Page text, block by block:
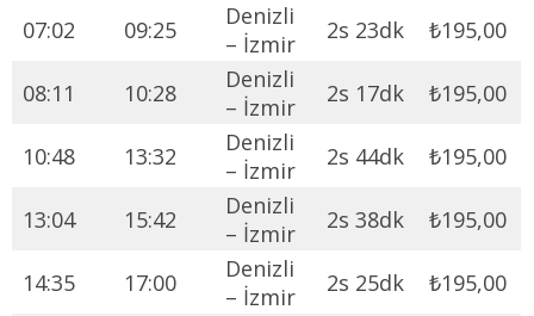
07:02 09:25
Denizli
– İzmir
2s 23dk ₺195,00
08:11 10:28
Denizli
– İzmir
2s 17dk ₺195,00
10:48 13:32
Denizli
– İzmir
2s 44dk ₺195,00
13:04 15:42
Denizli
– İzmir
2s 38dk ₺195,00
14:35 17:00
Denizli
– İzmir
2s 25dk ₺195,00